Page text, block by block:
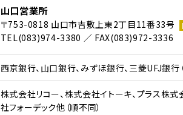
山口営業所
〒753-0818 山口市吉敷上東2丁目11番33号
TEL(083)974-3380 ／ FAX(083)972-3336
⻄京銀⾏、⼭⼝銀⾏、みずほ銀⾏、三菱UFJ銀⾏
株式会社リコー、株式会社イトーキ、プラス株
社フォーデック他（順不同）